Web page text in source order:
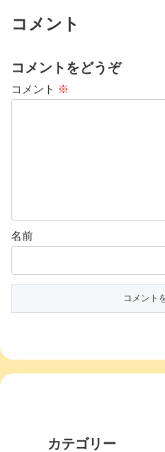
コメント
コメントをどうぞ
コメント ※
名前
カテゴリー